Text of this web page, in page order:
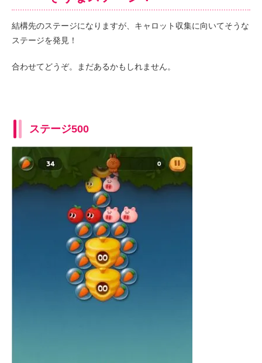
結構先のステージになりますが、キャロット収集に向いてそうな
ステージを発見！
合わせてどうぞ。まだあるかもしれません。
ステージ500